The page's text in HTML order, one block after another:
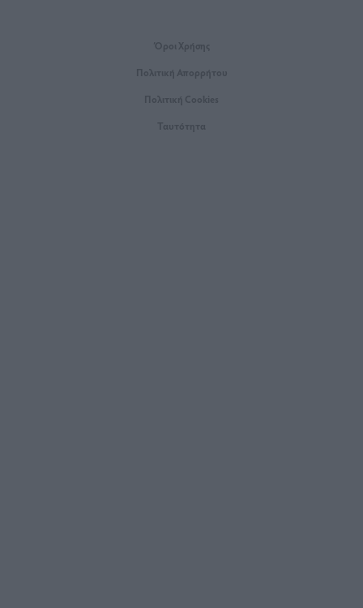
Όροι Xρήσης
Πολιτική Απορρήτου
Πολιτική Cookies
Ταυτότητα